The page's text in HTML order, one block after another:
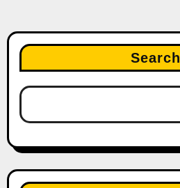
Search